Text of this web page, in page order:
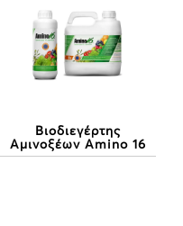
Βιοδιεγέρτης
Αμινοξέων Amino 16